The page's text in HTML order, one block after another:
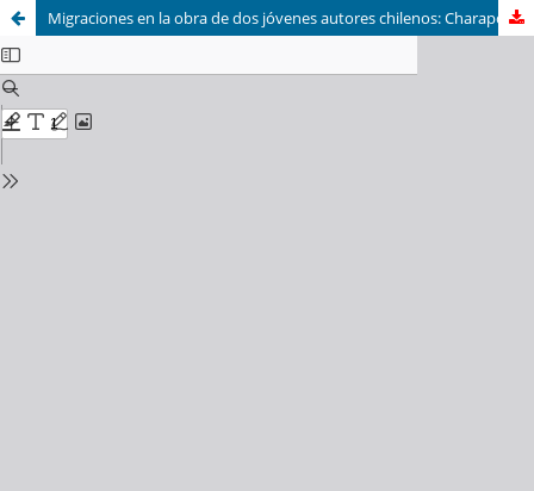
Migraciones en la obra de dos jóvenes autores chilenos: Charapo de Pablo D. Sheng (2016) y Éxodos de Jorge Cid (2018)